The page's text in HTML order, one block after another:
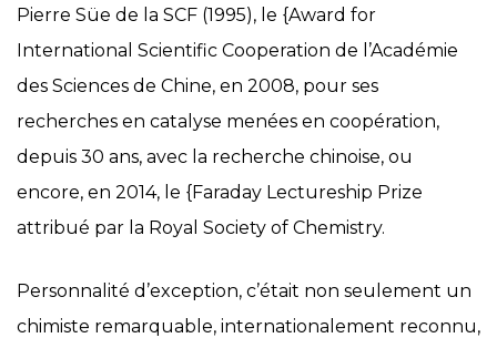
Pierre Süe de la SCF (1995), le {Award for
International Scientific Cooperation de l’Académie
des Sciences de Chine, en 2008, pour ses
recherches en catalyse menées en coopération,
depuis 30 ans, avec la recherche chinoise, ou
encore, en 2014, le {Faraday Lectureship Prize
attribué par la Royal Society of Chemistry.
Personnalité d’exception, c’était non seulement un
chimiste remarquable, internationalement reconnu,